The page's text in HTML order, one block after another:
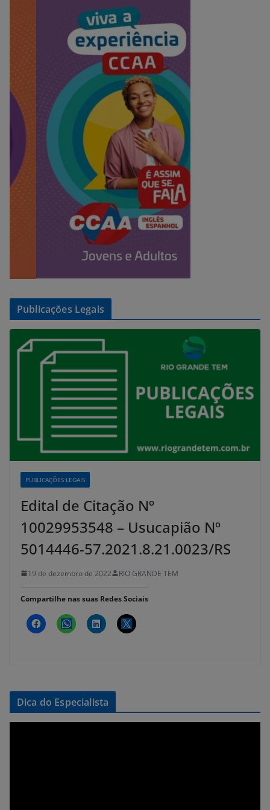
Publicações Legais
PUBLICAÇÕES LEGAIS
Edital de Citação Nº
10029953548 – Usucapião Nº
5014446-57.2021.8.21.0023/RS
19 de dezembro de 2022 RIO GRANDE TEM
Compartilhe nas suas Redes Sociais
Dica do Especialista